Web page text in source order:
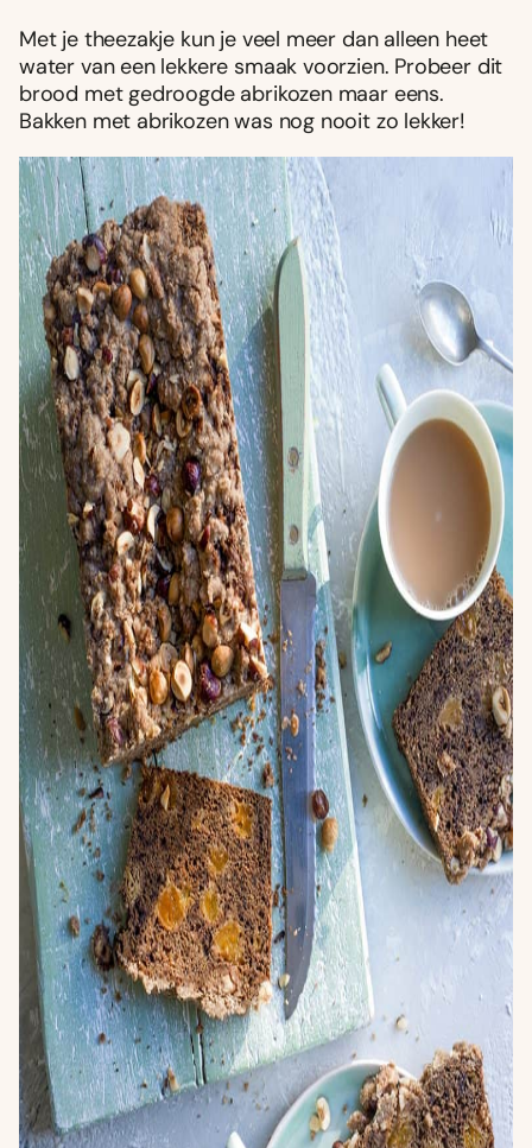
Met je theezakje kun je veel meer dan alleen heet
water van een lekkere smaak voorzien. Probeer dit
brood met gedroogde abrikozen maar eens.
Bakken met abrikozen was nog nooit zo lekker!